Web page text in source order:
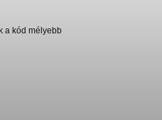
a kód mélyebb